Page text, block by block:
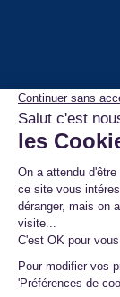
Les informations
proviennent de la
par le droit
reproduites,
TecAlliance.
et pourra faire